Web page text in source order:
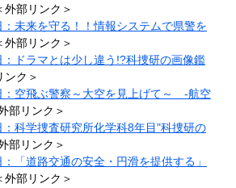
外部リンク＞
未来を守る！！情報システムで県警を
外部リンク＞
ドラマとは少し違う!?科捜研の画像鑑
ンク＞
：空飛ぶ警察～大空を見上げて～ ‐航空
部リンク＞
科学捜査研究所化学科8年目"科捜研の
部リンク＞
「道路交通の安全・円滑を提供する」
外部リンク＞